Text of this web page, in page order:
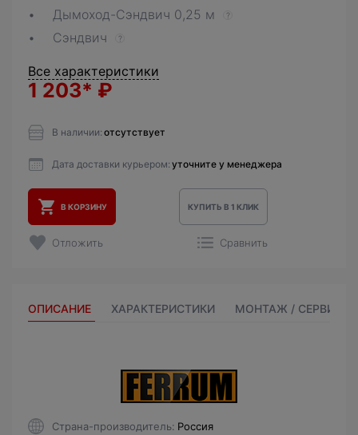
Дымоход-Сэндвич 0,25 м ?
Сэндвич ?
Все характеристики
1 203* ₽
В наличии: отсутствует
Дата доставки курьером: уточните у менеджера
В КОРЗИНУ КУПИТЬ В 1 КЛИК
Отложить Сравнить
ОПИСАНИЕ ХАРАКТЕРИСТИКИ МОНТАЖ / СЕРВИС
Страна-производитель Россия